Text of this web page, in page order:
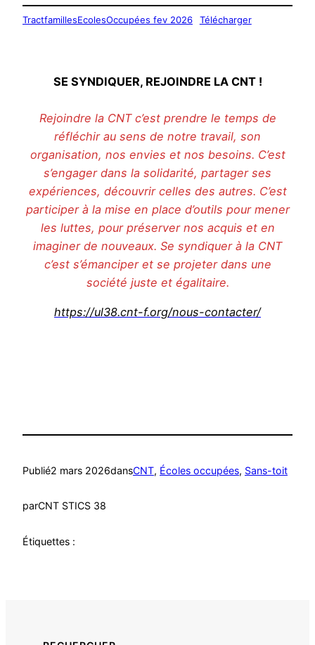
TractfamillesEcolesOccupées fev 2026 Télécharger
SE SYNDIQUER, REJOINDRE LA CNT !
Rejoindre la CNT c’est prendre le temps de
réfléchir au sens de notre travail, son
organisation, nos envies et nos besoins. C’est
s’engager dans la solidarité, partager ses
expériences, découvrir celles des autres. C’est
participer à la mise en place d’outils pour mener
les luttes, pour préserver nos acquis et en
imaginer de nouveaux. Se syndiquer à la CNT
c’est s’émanciper et se projeter dans une
société juste et égalitaire.
https://ul38.cnt-f.org/nous-contacter/
Publié2 mars 2026dansCNT, Écoles occupées, Sans-toit
parCNT STICS 38
Étiquettes :